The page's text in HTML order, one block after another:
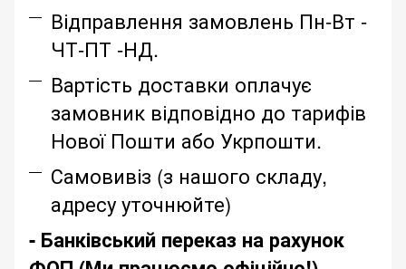
Відправлення замовлень Пн-Вт -
ЧТ-ПТ -НД.
Вартість доставки оплачує
замовник відповідно до тарифів
Нової Пошти або Укрпошти.
Самовивіз (з нашого складу,
адресу уточнюйте)
- Банківський переказ на рахунок